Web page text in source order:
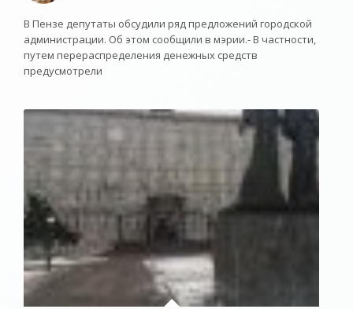
В Пензе депутаты обсудили ряд предложений городской
администрации. Об этом сообщили в мэрии.- В частности,
путем перераспределения денежных средств
предусмотрели